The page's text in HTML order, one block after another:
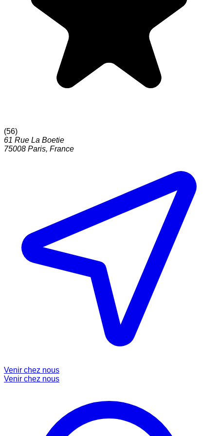
(56)
61 Rue La Boetie
75008 Paris, France
Venir chez nous
Venir chez nous